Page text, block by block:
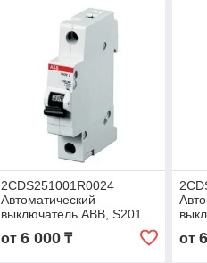
2CDS251001R0024
Автоматический
выключатель ABB, S201
1P 2А (С) 6 kA
от 6 000₸ от